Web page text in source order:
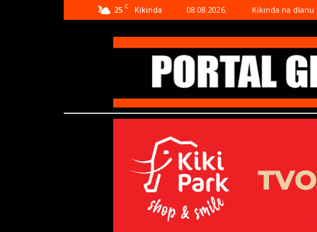
25 C Kikinda 08.08.2026. Kikinda na dlanu